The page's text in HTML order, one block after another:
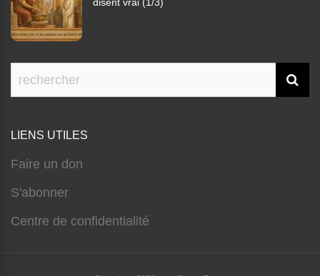
LIENS UTILES
Faire un don
S'abonner
Centre de confidentialité